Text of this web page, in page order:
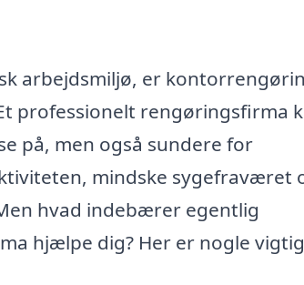
arbejdsmiljø, er
professionelt rengøringsfirma
på, men også sundere for
mindske sygefraværet
hvad indebærer egentlig
hjælpe dig? Her er nogle